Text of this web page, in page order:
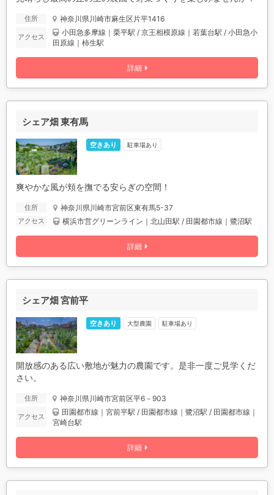
詳細
住所 神奈川県川崎市麻生区片平1416
アクセス 小田急多摩線｜栗平駅 / 京王相模原線｜若葉台駅 / 小田急小
田原線｜柿生駅
シェア畑 東有馬
詳細
空きあり 駐車場あり
爽やかな風が頬を撫でる安らぎの空間！
住所 神奈川県川崎市宮前区東有馬5-37
アクセス 横浜市営グリーンライン｜北山田駅 / 田園都市線｜鷺沼駅
シェア畑 宮前平
詳細
空きあり 大型農園 駐車場あり
開放感のある広い敷地が魅力の農園です。是非一度ご見学くだ
さい。
住所 神奈川県川崎市宮前区平6－903
アクセス 田園都市線｜宮前平駅 / 田園都市線｜鷺沼駅 / 田園都市線｜
宮崎台駅